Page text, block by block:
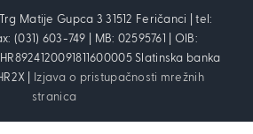
Matije Gupca 3 31512 Feričanci | tel:
(031) 603-749 | MB: 02595761 | OIB:
Slatinska banka
|
Izjava o pristupačnosti mrežnih
stranica